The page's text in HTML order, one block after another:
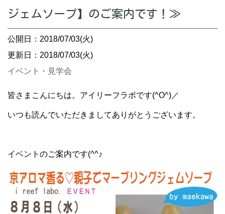
ジェムソープ】のご案内です！≫
公開日：2018/07/03(火)
更新日：2018/07/03(火)
イベント・見学会
皆さまこんにちは。アイリーフラボです(^O^)／
いつも読んでいただきましてありがとうございます。
イベントのご案内です(^^♪